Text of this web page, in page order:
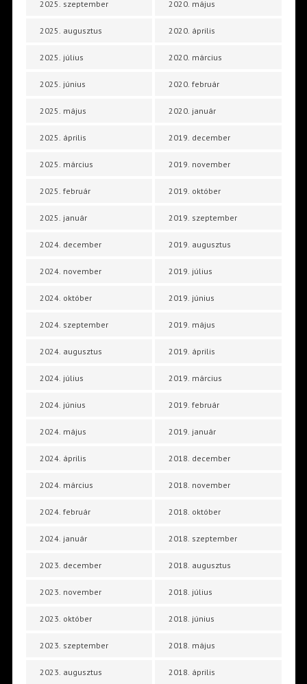
2025. szeptember
2025. augusztus
2025. július
2025. június
2025. május
2025. április
2025. március
2025. február
2025. január
2024. december
2024. november
2024. október
2024. szeptember
2024. augusztus
2024. július
2024. június
2024. május
2024. április
2024. március
2024. február
2024. január
2023. december
2023. november
2023. október
2023. szeptember
2023. augusztus
2020. május
2020. április
2020. március
2020. február
2020. január
2019. december
2019. november
2019. október
2019. szeptember
2019. augusztus
2019. július
2019. június
2019. május
2019. április
2019. március
2019. február
2019. január
2018. december
2018. november
2018. október
2018. szeptember
2018. augusztus
2018. július
2018. június
2018. május
2018. április